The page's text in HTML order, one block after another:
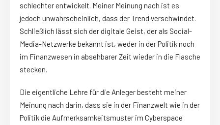
schlechter entwickelt. Meiner Meinung nach ist es
jedoch unwahrscheinlich, dass der Trend verschwindet.
Schließlich lässt sich der digitale Geist, der als Social-
Media-Netzwerke bekannt ist, weder in der Politik noch
im Finanzwesen in absehbarer Zeit wieder in die Flasche
stecken.
Die eigentliche Lehre für die Anleger besteht meiner
Meinung nach darin, dass sie in der Finanzwelt wie in der
Politik die Aufmerksamkeitsmuster im Cyberspace